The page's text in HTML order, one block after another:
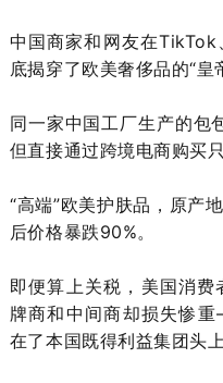
中国商家和网友在
底揭穿了欧美奢侈品的“皇
同一家中国工厂生产的包
但直接通过跨境电商购买
“高端”欧美护肤品，原产
后价格暴跌90%。
即便算上关税，美国消
牌商和中间商却损失惨
在了本国既得利益集团头